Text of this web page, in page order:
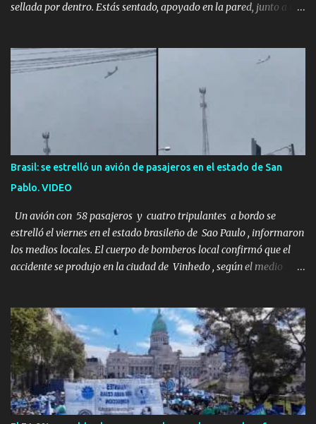
sellada por dentro. Estás sentado, apoyado en la pared, junto a tu
una historia de monstruos de película. Esta es la historia real de
Sarah y Andrew. Es la historia de cómo un viaje de tres días al
desierto se convirtió en un misterio de ocho años, cuya respuesta
resultó ser más aterradora de lo que nadie podría haber
una pareja normal de Colorado. Ella tenía 26 años. Él, 28. No eran
aficionados a los deportes extremos ni expertos en supervivencia.
Eran simplemente dos personas que se amaban y querían pasar
un fin de semana lejos de la ciudad. Su plan era de lo más sencillo.
Tomar su viejo pero confiable auto, con...
Brasil: se estrelló un avión de pasajeros en el estado de San
Pablo. VIDEO
Un avión con 58 pasajeros y cuatro tripulantes a bordo se
estrelló el viernes en el estado brasileño de Sao Paulo , informaron
los medios locales. El cuerpo de bomberos local confirmó que el
accidente se produjo en la ciudad de Vinhedo , según el medio
una gran zona en llamas y humo saliendo de un aparente fuselaje
del avión. Otras imágenes de GloboNews mostraban un avión que
descendía verticalmente en espiral mientras que un usuario
compartió las llamas y la densa humareda negra que salían de la
nave, que se había estrellado a metros de su casa, entre los
árboles. Según confirmó la aerolínea, Voepass Linhas Aéreas, se
trataba de un avión turbohélice modelo ATR-72 que cubría la ruta